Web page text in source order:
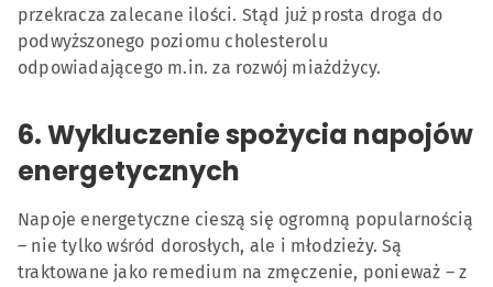
przekracza zalecane ilości. Stąd już prosta droga do
podwyższonego poziomu cholesterolu
odpowiadającego m.in. za rozwój miażdżycy.
6. Wykluczenie spożycia napojów
energetycznych
Napoje energetyczne cieszą się ogromną popularnością
– nie tylko wśród dorosłych, ale i młodzieży. Są
traktowane jako remedium na zmęczenie, ponieważ – z